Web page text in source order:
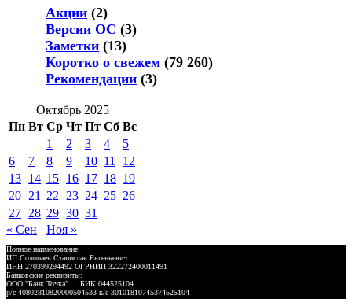
Акции (2)
Версии ОС (3)
Заметки (13)
Коротко о свежем (79 260)
Рекомендации (3)
Октябрь 2025
Пн Вт Ср Чт Пт Сб Вс
1
2 3 4
5
6
7 8 9 10 11
12
13 14 15 16 17 18 19
20 21 22 23 24 25 26
27 28 29 30 31
« Сен
Ноя »
Полное наименование:
ИП Солопаев Станислав Евгеньевич
ИНН 270399294492 ОГРНИП 322272400011491
Банковские реквизиты:
ООО "Банк Точка" БИК 044525104
р/с 40802810820000504533 к/с 30101810745374525104